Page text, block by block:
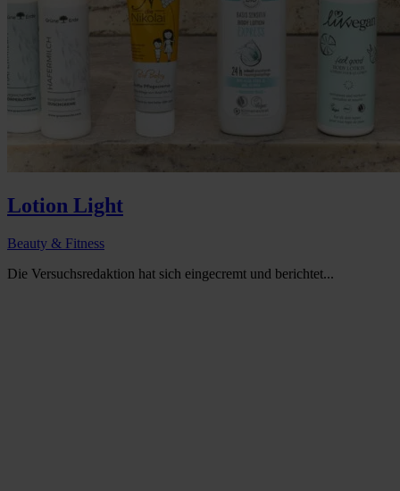
Lotion Light
Beauty & Fitness
Die Versuchsredaktion hat sich eingecremt und berichtet...